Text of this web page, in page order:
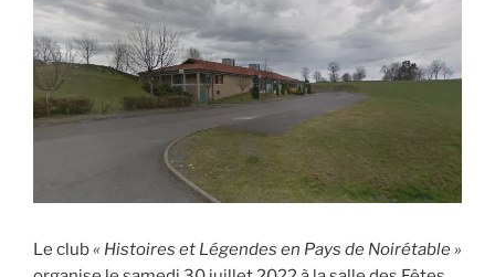
Le club« Histoires et Légendes en Pays de Noirétable »